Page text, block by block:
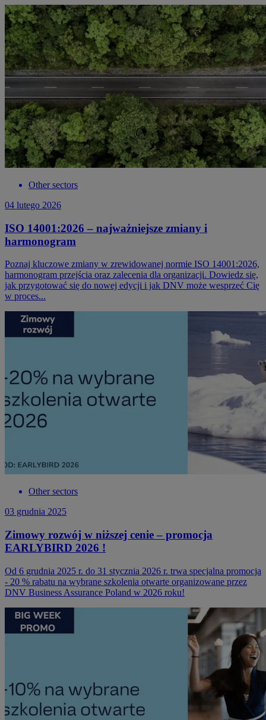
Other sectors
04 lutego 2026
ISO 14001:2026 – najważniejsze zmiany i
harmonogram
Poznaj kluczowe zmiany w zrewidowanej normie ISO 14001:2026,
harmonogram przejścia oraz zalecenia dla organizacji. Dowiedz się,
jak przygotować się do nowej edycji i jak DNV może wesprzeć Cię
w proces...
Other sectors
03 grudnia 2025
Zimowy rozwój w niższej cenie – promocja
EARLYBIRD 2026 !
Od 6 grudnia 2025 r. do 31 stycznia 2026 r. trwa specjalna promocja
- 20 % rabatu na wybrane szkolenia otwarte organizowane przez
DNV Business Assurance Poland w 2026 roku!